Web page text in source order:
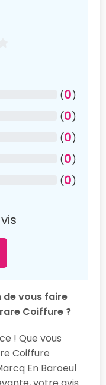
(0)
(0)
(0)
(0)
(0)
de vous faire
Coiffure ?
! Que vous
Coiffure
En Baroeul